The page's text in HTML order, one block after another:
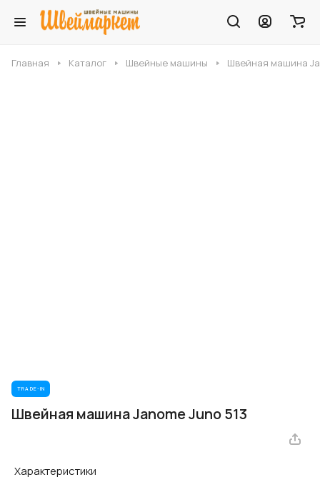
Главная Каталог Швейные машины Швейная машина
TRADE-IN
Швейная машина Janome Juno 513
Характеристики